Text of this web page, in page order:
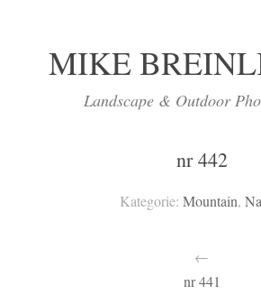
MIKE
Landscape & Outdoor
nr 442
Kategorie: Mountain,
←
nr 441